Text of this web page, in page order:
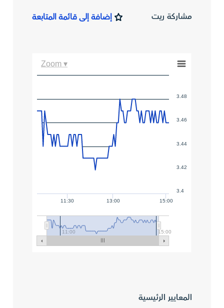
مشاركة ريت إضافة إلى قائمة المتابعة
15:00
11:30 13:00
15:00
11:00
3.42
3.44
3.46
3.48
3.4
Zoom ▾
المعايير الرئيسية